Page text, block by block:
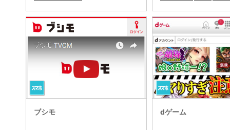
ブシモ dゲーム